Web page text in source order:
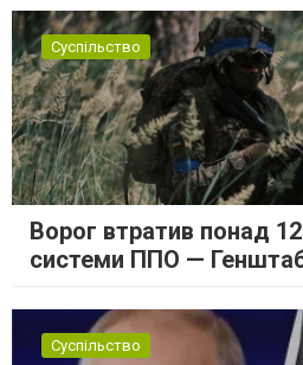
Суспільство
Ворог втратив понад
системи ППО —
Суспільство